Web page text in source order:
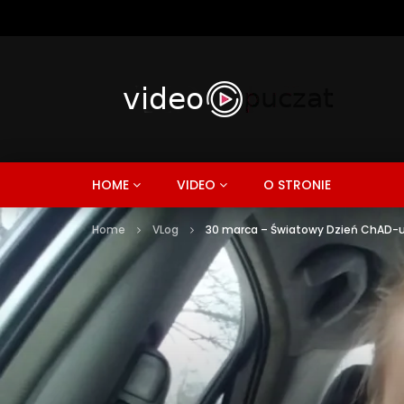
HOME VIDEO O STRONIE
Home VLog 30 marca – Światowy Dzień ChAD-